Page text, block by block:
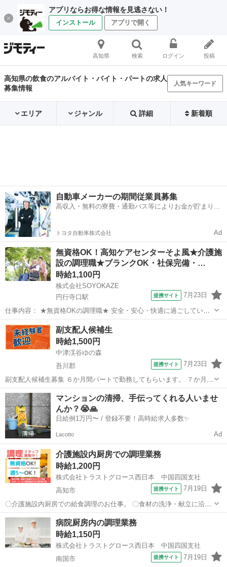
アプリならお得な情報を見逃さない！
インストール アプリで開く
高知県 検索 ログイン 投稿
高知県の飲食のアルバイト・バイト・パートの求人
募集情報
人気キーワード
エリア ジャンル 詳細 新着順
自動車メーカーの期間従業員募集
高収入・無料の寮費・通勤バス等によりお金が貯まりや
トヨタ自動車株式会社 Ad
無資格OK！高知ケアセンターそよ風★介護施
設の調理職★ブランクOK・社保完備・…
時給1,100円
株式会社SOYOKAZE
円行寺口駅
提携サイト 7月23日
仕事内容： ★無資格OKの調理職★ 安全・安心・快適に過ごしていた
だくためのお手伝い。 ご利用者さまの日々の生活を支えるお仕事で
す。 介護施設のお客様へお食事を提供するお仕事です！ 栄養士による
献立をもとに、調理業務等を...
高知 高知市 円行寺口駅
副支配人候補生
時給1,500円
中津渓谷ゆの森
吾川郡
提携サイト 7月23日
副支配人候補生募集 ６か月間パートで勤務してもらいます。 ７か月目
から月給となります。 順調にいけば、将来支配人をお願いするように
なります。 やる気のある方、是非応募下さい。 各種保険あり。 通勤
費支給 1Kmにつき９円/日...
高知 吾川郡
マンションの清掃、手伝ってくれる人いませ
んか？😭🙏
日給例1万円〜 / 登録不要！高時給求人多数✨
Lacotto Ad
介護施設内厨房での調理業務
時給1,200円
株式会社トラストグロース西日本 中国四国支社
高知市
提携サイト 7月19日
〇介護施設内厨房での給食調理のお仕事。 〇食材の洗浄・献立に沿っ
た調理・盛付け・配膳・食器洗浄・掃除 等。 ●難しい調理作業はな
く、介護施設での勤務が初めての方でも安心です。 《必須資格》 ◇不
問 《必須条件》 ◇調理...
高知 高知市 キッチン
病院厨房内の調理業務
時給1,150円
株式会社トラストグロース西日本 中国四国支社
南国市
提携サイト 7月19日